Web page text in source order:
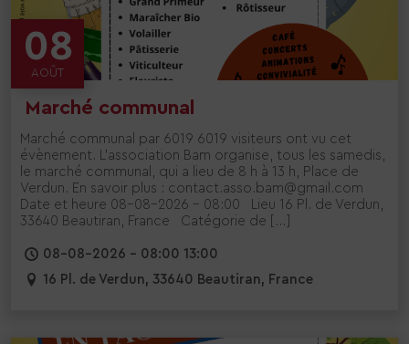
08
AOÛT
Marché communal
Marché communal par 6019 6019 visiteurs ont vu cet
évènement. L’association Bam organise, tous les samedis,
le marché communal, qui a lieu de 8 h à 13 h, Place de
Verdun. En savoir plus : contact.asso.bam@gmail.com
Date et heure 08-08-2026 - 08:00 Lieu 16 Pl. de Verdun,
33640 Beautiran, France Catégorie de […]
08-08-2026 - 08:00 13:00
16 Pl. de Verdun, 33640 Beautiran, France